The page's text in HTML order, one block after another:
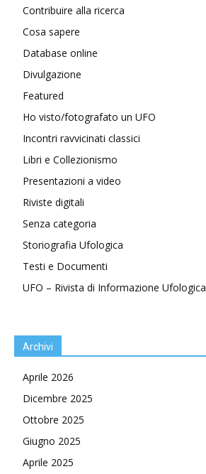
Contribuire alla ricerca
Cosa sapere
Database online
Divulgazione
Featured
Ho visto/fotografato un UFO
Incontri ravvicinati classici
Libri e Collezionismo
Presentazioni a video
Riviste digitali
Senza categoria
Storiografia Ufologica
Testi e Documenti
UFO – Rivista di Informazione Ufologica
Archivi
Aprile 2026
Dicembre 2025
Ottobre 2025
Giugno 2025
Aprile 2025